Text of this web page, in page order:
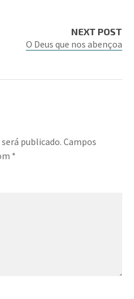
NEXT POST
O Deus que nos abençoa
publicado. Campos
*